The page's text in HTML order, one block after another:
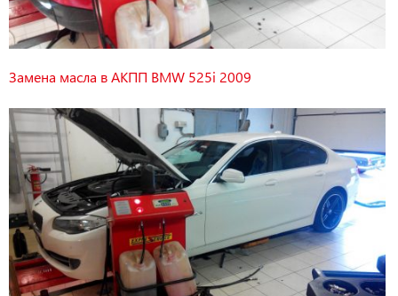
Замена масла в АКПП BMW 525i 2009